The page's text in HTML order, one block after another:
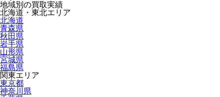
地域別の買取実績
北海道・東北エリア
北海道
青森県
秋田県
岩手県
山形県
宮城県
福島県
関東エリア
東京都
神奈川県